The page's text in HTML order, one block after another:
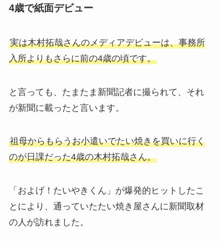
4歳で紙面デビュー
実は木村拓哉さんのメディアデビューは、事務所
入所よりもさらに前の4歳の頃です。
と言っても、たまたま新聞記者に撮られて、それ
が新聞に載ったと言います。
祖母からもらうお小遣いでたい焼きを買いに行く
のが日課だった4歳の木村拓哉さん。
「およげ！たいやきくん」が爆発的ヒットしたこ
とにより、通っていたたい焼き屋さんに新聞取材
の人が訪れました。